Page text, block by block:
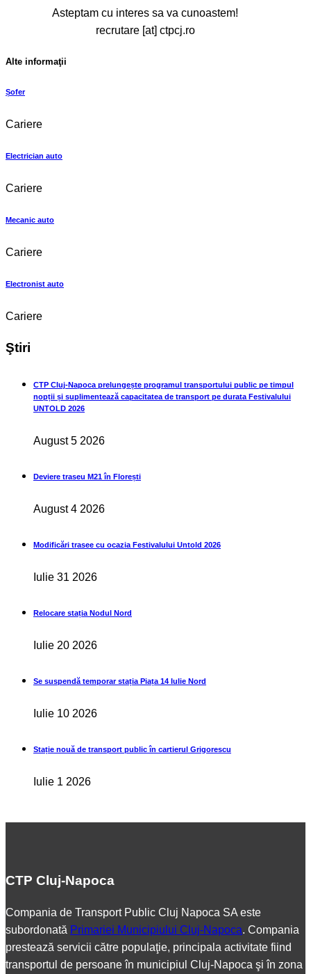
Asteptam cu interes sa va cunoastem!
recrutare [at] ctpcj.ro
Alte informaţii
Șofer
Cariere
Electrician auto
Cariere
Mecanic auto
Cariere
Electronist auto
Cariere
Ştiri
CTP Cluj-Napoca prelungește programul transportului public pe timpul
nopții și suplimentează capacitatea de transport pe durata Festivalului
UNTOLD 2026
August 5 2026
Deviere traseu M21 în Florești
August 4 2026
Modificări trasee cu ocazia Festivalului Untold 2026
Iulie 31 2026
Relocare stația Nodul Nord
Iulie 20 2026
Se suspendă temporar stația Piața 14 Iulie Nord
Iulie 10 2026
Stație nouă de transport public în cartierul Grigorescu
Iulie 1 2026
CTP Cluj-Napoca
Compania de Transport Public Cluj Napoca SA este
subordonată Primariei Municipiului Cluj-Napoca. Compania
prestează servicii către populaţie, principala activitate fiind
transportul de persoane în municipiul Cluj-Napoca şi în zona